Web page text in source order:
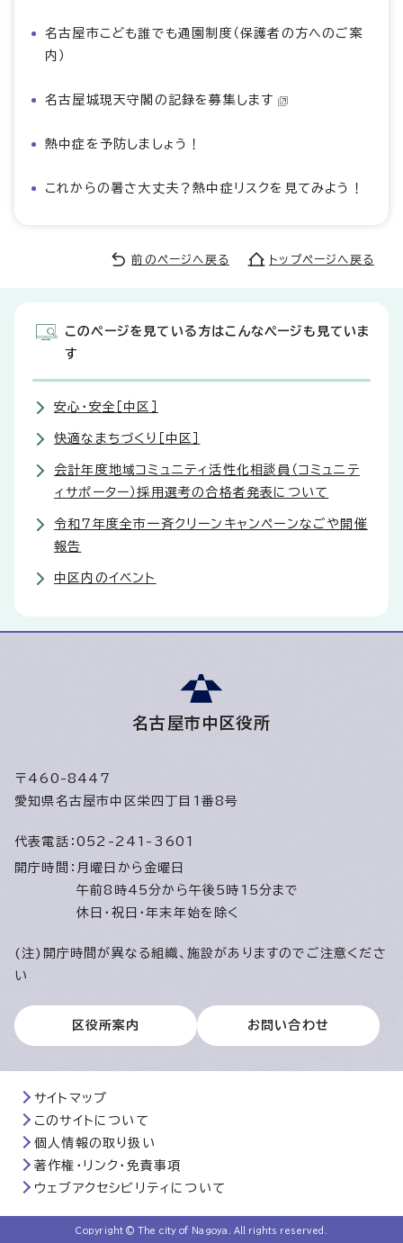
名古屋市こども誰でも通園制度（保護者の方へのご案
内）
名古屋城現天守閣の記録を募集します
熱中症を予防しましょう！
これからの暑さ大丈夫？熱中症リスクを見てみよう！
前のページへ戻る トップページへ戻る
このページを見ている方はこんなページも見ていま
す
安心・安全［中区］
快適なまちづくり［中区］
会計年度地域コミュニティ活性化相談員（コミュニテ
ィサポーター）採用選考の合格者発表について
令和7年度全市一斉クリーンキャンペーンなごや開催
報告
中区内のイベント
名古屋市中区役所
〒460-8447
愛知県名古屋市中区栄四丁目1番8号
代表電話： 052-241-3601
開庁時間： 月曜日から金曜日
午前8時45分から午後5時15分まで
休日・祝日・年末年始を除く
(注)開庁時間が異なる組織、施設がありますのでご注意くださ
い
区役所案内 お問い合わせ
サイトマップ
このサイトについて
個人情報の取り扱い
著作権・リンク・免責事項
ウェブアクセシビリティについて
Copyright © The city of Nagoya. All rights reserved.